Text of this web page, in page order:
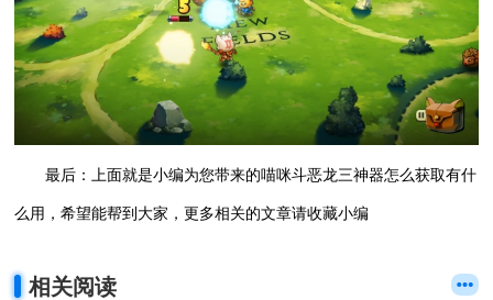
最后：上面就是小编为您带来的喵咪斗恶龙三神器怎么获取有什
么用，希望能帮到大家，更多相关的文章请收藏小编
相关阅读